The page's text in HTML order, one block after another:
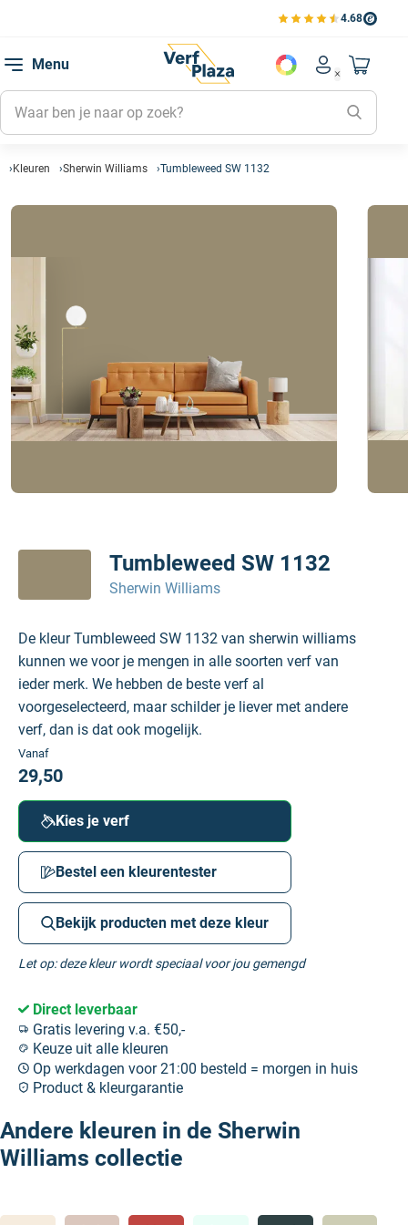
4.68
Bekijk de verfplaza
Menu
Account
Mijn
Mijn
Mijn
Naar
Kleuren Sherwin Williams Tumbleweed SW 1132
Tumbleweed SW 1132
Sherwin Williams
De kleur Tumbleweed SW 1132 van sherwin williams
kunnen we voor je mengen in alle soorten verf van
ieder merk. We hebben de beste verf al
voorgeselecteerd, maar schilder je liever met andere
verf, dan is dat ook mogelijk.
Vanaf
29,50
Kies je verf
Bestel een kleurentester
Bekijk producten met deze kleur
Let op: deze kleur wordt speciaal voor jou gemengd
Direct leverbaar
Gratis levering v.a. €50,-
Keuze uit alle kleuren
Op werkdagen voor 21:00 besteld = morgen in huis
Product & kleurgarantie
Andere kleuren in de Sherwin
Williams collectie